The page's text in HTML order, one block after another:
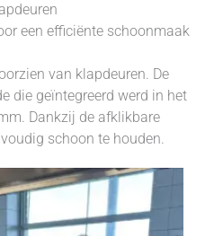
een efficiënte schoonmaak
van klapdeuren. De
die geïntegreerd werd in het
Dankzij de afklikbare
schoon te houden.